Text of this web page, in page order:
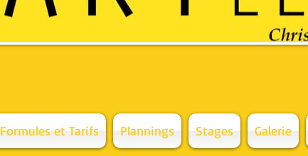
Formules et Tarifs Plannings Stages Galerie